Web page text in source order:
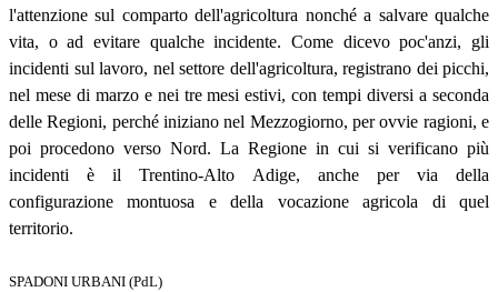
l'attenzione sul comparto dell'agricoltura nonché a salvare qualche
vita, o ad evitare qualche incidente. Come dicevo poc'anzi, gli
incidenti sul lavoro, nel settore dell'agricoltura, registrano dei picchi,
nel mese di marzo e nei tre mesi estivi, con tempi diversi a seconda
delle Regioni, perché iniziano nel Mezzogiorno, per ovvie ragioni, e
poi procedono verso Nord. La Regione in cui si verificano più
incidenti è il Trentino-Alto Adige, anche per via della
configurazione montuosa e della vocazione agricola di quel
territorio.
SPADONI URBANI (PdL)